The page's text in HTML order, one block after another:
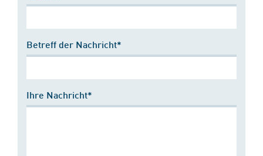
Betreff der Nachricht*
Ihre Nachricht*